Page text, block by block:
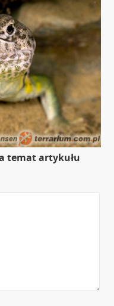
temat artykułu